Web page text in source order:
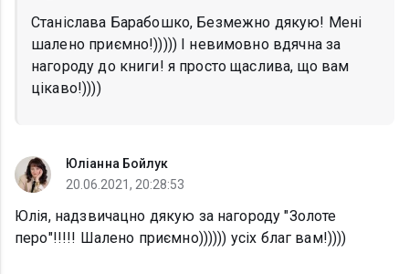
Станіслава Барабошко, Безмежно дякую! Мені
шалено приємно!))))) І невимовно вдячна за
нагороду до книги! я просто щаслива, що вам
цікаво!))))
Юліанна Бойлук
20.06.2021, 20:28:53
Юлія, надзвичацно дякую за нагороду "Золоте
перо"!!!!! Шалено приємно)))))) усіх благ вам!))))